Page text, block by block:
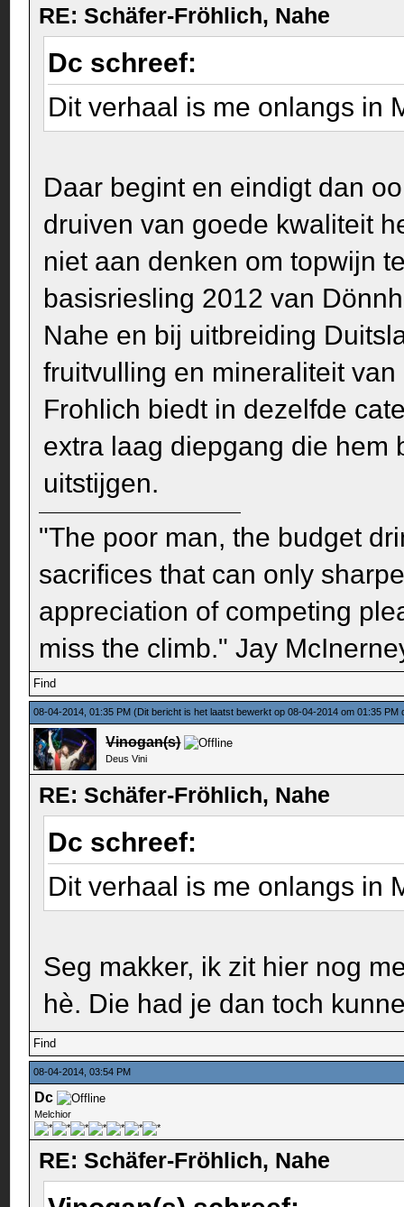
RE: Schäfer-Fröhlich, Nahe
Dc schreef:
Dit verhaal is me onlangs in
Daar begint en eindigt dan
druiven van goede kwaliteit
niet aan denken om topwijn
basisriesling 2012 van
Nahe en bij uitbreiding
fruitvulling en mineraliteit
Frohlich biedt in dezelfde
extra laag diepgang die hem
uitstijgen.
"The poor man, the budget
sacrifices that can only
appreciation of competing
miss the climb." Jay
Find
08-04-2014, 01:35 PM(Dit bericht is het laatst bewerkt op 08-04-2014 om 01:35 PM
Vinogan(s)
Deus Vini
RE: Schäfer-Fröhlich, Nahe
Dc schreef:
Dit verhaal is me onlangs in
Seg makker, ik zit hier nog
hè. Die had je dan toch
Find
08-04-2014, 03:54 PM
Dc
Melchior
RE: Schäfer-Fröhlich, Nahe